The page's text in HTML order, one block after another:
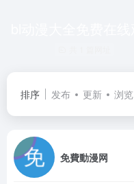
排序 发布 更新 浏览
免費動漫网